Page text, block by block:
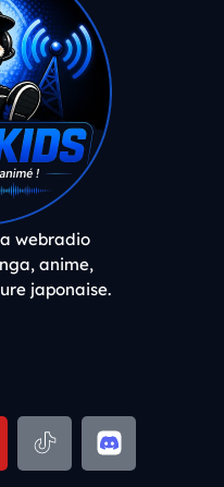
webradio
anime,
japonaise.